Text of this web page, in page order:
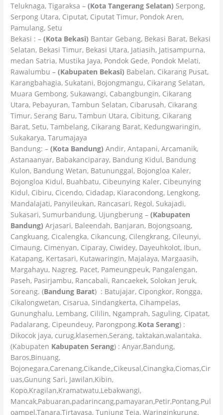
Teluknaga, Tigaraksa –(Kota Tangerang Selatan) Serpong,
Serpong Utara, Ciputat, Ciputat Timur, Pondok Aren,
Pamulang, Setu
Bekasi : –(Kota Bekasi) Bantar Gebang, Bekasi Barat, Bekasi
Selatan, Bekasi Timur, Bekasi Utara, Jatiasih, Jatisampurna,
medan Satria, Mustika Jaya, Pondok Gede, Pondok Melati,
Rawalumbu –(Kabupaten Bekasi) Babelan, Cikarang Pusat,
Karangbahagia, Sukatani, Bojongmangu, Cikarang Selatan,
Muara Gembong, Sukawangi, Cabangbungin, Cikarang
Utara, Pebayuran, Tambun Selatan, Cibarusah, Cikarang
Timur, Serang Baru, Tambun Utara, Cibitung, Cikarang
Barat, Setu, Tambelang, Cikarang Barat, Kedungwaringin,
Sukakarya, Tarumajaya
Bandung: –(Kota Bandung) Andir, Antapani, Arcamanik,
Astanaanyar, Babakanciparay, Bandung Kidul, Bandung
Kulon, Bandung Wetan, Batununggal, Bojongloa Kaler,
Bojongloa Kidul, Buahbatu, Cibeunying Kaler, Cibeunying
Kidul, Cibiru, Cicendo, Cidadap, Kiaracondong, Lengkong,
Mandalajati, Panyileukan, Rancasari, Regol, Sukajadi,
Sukasari, Sumurbandung, Ujungberung –(Kabupaten
Bandung) Arjasari, Baleendah, Banjaran, Bojongsoang,
Cangkuang, Cicalengka, Cikancung, Cilengkrang, Cileunyi,
Cimaung, Cimenyan, Ciparay, Ciwidey, Dayeuhkolot, Ibun,
Katapang, Kertasari, Kutawaringin, Majalaya, Margaasih,
Margahayu, Nagreg, Pacet, Pameungpeuk, Pangalengan,
Paseh, Pasirjambu, Rancabali, Rancaekek, Solokan Jeruk,
Soreang. (Bandung Barat) : Batujajar, Cipongkor, Rongga,
Cikalongwetan, Cisarua, Sindangkerta, Cihampelas,
Gununghalu, Lembang, Cililin, Ngamprah, Saguling, Cipatat,
Padalarang, Cipeundeuy, Parongpong.Kota Serang) :
Dikocok jaya, curug,klasemen,Serang, taktakan,walantaka.
(Kabupaten Kabupaten Serang) : Anyar,Bandung,
Baros,Binuang,
Bojonegara,Carenang,Cikande,,Cikeusal,Cinangka,Ciomas,Cir
uas,Gunung Sari, Jawilan,Kibin,
Kopo,Kragilan,Kramatwatu,Lebakwangi,
Mancak,Pabuaran,padarincang,pamayaran,Petir,Pontang,Pul
oampel,Tanara,Tirtayasa, Tunjung Teja, Waringinkurung.